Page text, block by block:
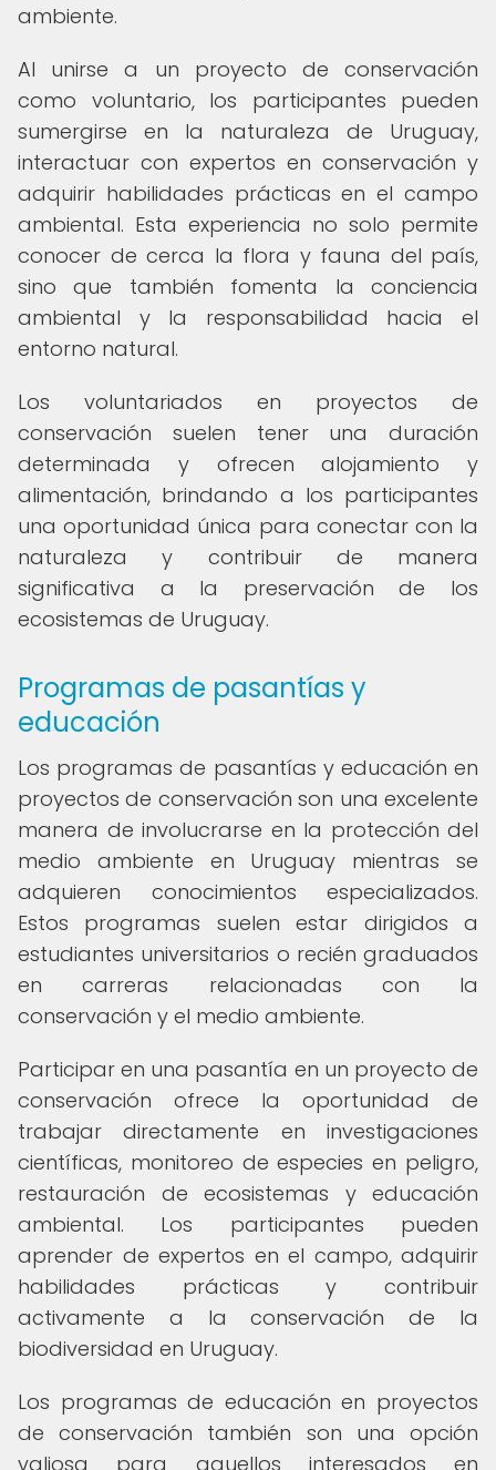
ambiente.
Al unirse a un proyecto de conservación
como voluntario, los participantes pueden
sumergirse en la naturaleza de Uruguay,
interactuar con expertos en conservación y
adquirir habilidades prácticas en el campo
ambiental. Esta experiencia no solo permite
conocer de cerca la flora y fauna del país,
sino que también fomenta la conciencia
ambiental y la responsabilidad hacia el
entorno natural.
Los voluntariados en proyectos de
conservación suelen tener una duración
determinada y ofrecen alojamiento y
alimentación, brindando a los participantes
una oportunidad única para conectar con la
naturaleza y contribuir de manera
significativa a la preservación de los
ecosistemas de Uruguay.
Programas de pasantías y
educación
Los programas de pasantías y educación en
proyectos de conservación son una excelente
manera de involucrarse en la protección del
medio ambiente en Uruguay mientras se
adquieren conocimientos especializados.
Estos programas suelen estar dirigidos a
estudiantes universitarios o recién graduados
en carreras relacionadas con la
conservación y el medio ambiente.
Participar en una pasantía en un proyecto de
conservación ofrece la oportunidad de
trabajar directamente en investigaciones
científicas, monitoreo de especies en peligro,
restauración de ecosistemas y educación
ambiental. Los participantes pueden
aprender de expertos en el campo, adquirir
habilidades prácticas y contribuir
activamente a la conservación de la
biodiversidad en Uruguay.
Los programas de educación en proyectos
de conservación también son una opción
valiosa para aquellos interesados en